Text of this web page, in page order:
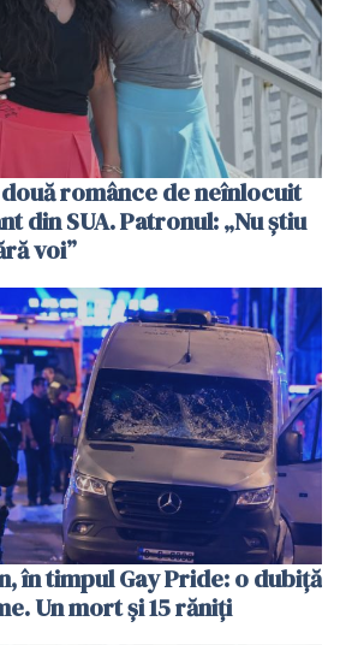
românce de neînlocuit
din SUA. Patronul: „Nu știu
voi”
în timpul Gay Pride: o dubiță
Un mort și 15 răniți